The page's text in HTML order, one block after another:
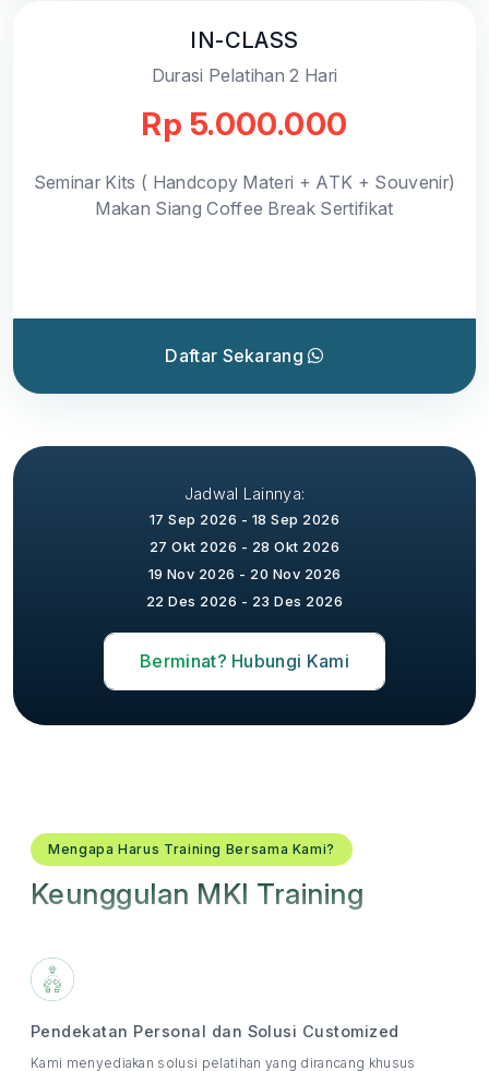
IN-CLASS
Durasi Pelatihan 2 Hari
Rp 5.000.000
Seminar Kits ( Handcopy Materi + ATK + Souvenir)
Makan Siang Coffee Break Sertifikat
Daftar Sekarang
Jadwal Lainnya:
17 Sep 2026 - 18 Sep 2026
27 Okt 2026 - 28 Okt 2026
19 Nov 2026 - 20 Nov 2026
22 Des 2026 - 23 Des 2026
Berminat? Hubungi Kami
Mengapa Harus Training Bersama Kami?
Keunggulan MKI Training
Pendekatan Personal dan Solusi Customized
Kami menyediakan solusi pelatihan yang dirancang khusus